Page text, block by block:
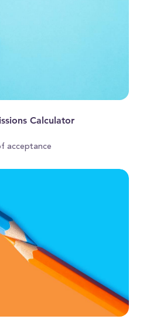
Calculator
acceptance